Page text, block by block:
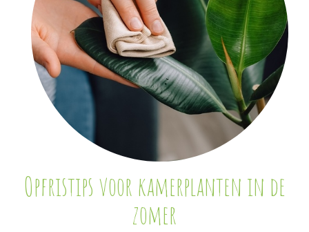
Opfristips voor kamerplanten in de
zomer